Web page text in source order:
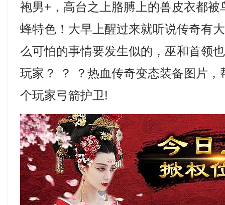
袍男+，高台之上胳膊上的兽皮衣都
蜂特色！大早上醒过来就听说传奇有
么可怕的事情要发生似的，巫和首领
玩家？ ？ ？热血传奇变态装备图片，
个玩家弓箭护卫!